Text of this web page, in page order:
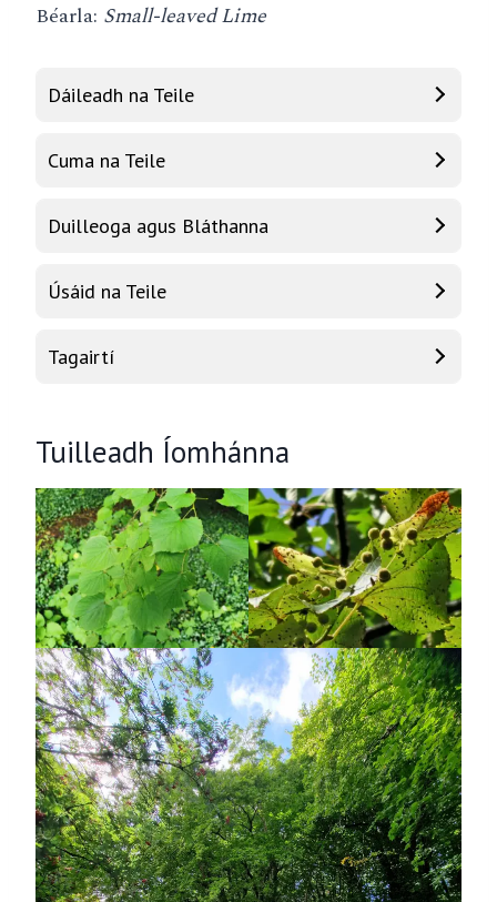
Béarla: Small-leaved Lime
Dáileadh na Teile
Cuma na Teile
Duilleoga agus Bláthanna
Úsáid na Teile
Tagairtí
Tuilleadh Íomhánna